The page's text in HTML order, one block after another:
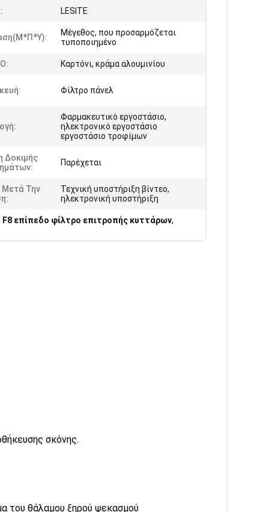
LESITE
Μέγεθος, που προσαρμόζεται
τυποποιημένο
Καρτόνι, κράμα αλουμινίου
Φίλτρο πάνελ
Φαρμακευτικό εργοστάσιο,
ηλεκτρονικό εργοστάσιο
εργοστάσιο τροφίμων
Δοκιμής
Παρέχεται
Μετά Την
Τεχνική υποστήριξη βίντεο,
ηλεκτρονική υποστήριξη
F8 επίπεδο φίλτρο επιτροπής κυττάρων,
σκόνης.
του θάλαμου ξηρού ψεκασμού